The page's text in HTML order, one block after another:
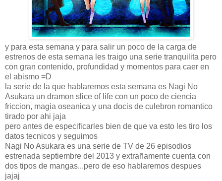
y para esta semana y para salir un poco de la carga de
estrenos de esta semana les traigo una serie tranquilita pero
con gran contenido, profundidad y momentos para caer en
el abismo =D
la serie de la que hablaremos esta semana es Nagi No
Asukara un dramon slice of life con un poco de ciencia
friccion, magia oseanica y una docis de culebron romantico
tirado por ahi jaja
pero antes de especificarles bien de que va esto les tiro los
datos tecnicos y seguimos
Nagi No Asukara es una serie de TV de 26 episodios
estrenada septiembre del 2013 y extrañamente cuenta con
dos tipos de mangas...pero de eso hablaremos despues
jajaj